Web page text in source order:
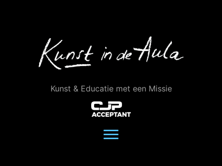
Kunst & Educatie met een Missie